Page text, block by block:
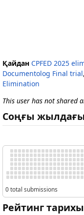
Қайдан CPFED 2025
Documentolog Final trial,
Elimination
This user has not shared
Соңғы
0 total submissions
Рейтинг тарихы